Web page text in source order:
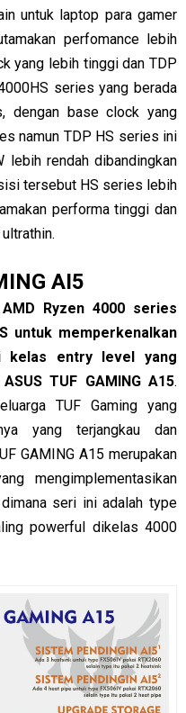
untuk laptop para gamer
perfomance lebih
yang lebih tinggi dan TDP
series yang berada
dengan base clock yang
namun TDP HS series ini
rendah dibandingkan
tersebut HS series lebih
performa tinggi dan
AI5
Ryzen 4000 series
untuk memperkenalkan
kelas entry level yang
TUF GAMING A15.
TUF Gaming yang
yang terjangkau dan
GAMING A15 merupakan
mengimplementasikan
seri ini adalah type
powerful dikelas 4000